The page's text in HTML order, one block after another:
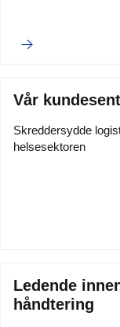
Vår
Skreddersydde
helsesektoren
Ledende
håndtering